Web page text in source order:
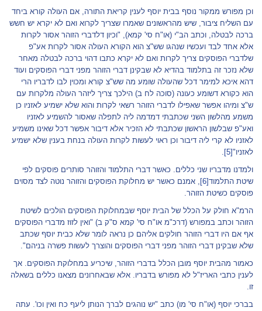
וכן מפורש ממקור נוסף בבית יוסף לענין קריאת התורה, אם העולה קורא ביחד
עם השליח ציבור, שיש מהראשונים שאמרו שצריך לקרוא ואם לא יקרא יש חשש
ברכה לבטלה, וכתב הב"י (או"ח סי' קמא), "וכיון דלדברי הזוהר אסור לקרות
אלא אחד לבד ועכשיו שנהגו שש"צ הוא הקורא העולה אסור לקרות אע"פ
שלדברי הפוסקים צריך לקרות ואם לא יקרא כתבו דהוי ברכה לבטלה מאחר
שלא נזכר זה בתלמוד בהדיא לא שבקינן דברי הזוהר מפני דברי הפוסקים ועוד
דהא איכא למימר דכל שהעולה שומע מה שש"צ קורא ומכוין לבו לדבריו הרי
הוא כקורא דשומע כעונה (סוכה לח ב) הילכך צריך ליזהר העולה מלקרות עם
ש"צ ומיהו אפשר שאפילו לדברי הזוהר רשאי לקרות והוא שלא ישמיע לאזניו כן
משמע מהלשון השני שכתבתי דמדמה ליה לתפלה שאסור להשמיע לאזניו
ואע"פ שבלשון הראשון שכתבתי לא הזכיר אלא דיבור אפשר דכל שאינו משמיע
לאזניו לא קרי ליה דיבור וכן ראוי לעשות לקרות העולה בנחת בענין שלא ישמיע
לאזניו"[5]
.
ולמדנו מדבריו שני כללים. כאשר דברי התלמוד והזוהר סותרים פוסקים לפי
שיטת התלמוד[6]
, אמנם כאשר יש מחלוקת הפוסקים והזוהר נוטה לצד מסוים
פוסקים כשיטת הזוהר.
הרמ"א חולק על הכלל של הבית יוסף שבמחלוקת הפוסקים הולכים לשיטת
הזוהר וכתב במפורש (דרכ"מ או"ח סי' קמא ס"ק ב) "ואין לזוז מדברי הפוסקים
אף אם היו דברי הזוהר חולקים אליהם כן נראה לומר שלא כבית יוסף שכתב
שלא שבקינן דברי הזוהר מפני דברי הפוסקים והוצרך לעשות פשרה בניהם".
כאמור מהבית יוסף מובן הכלל בדברי הזוהר, שיכריע במחלוקת הפוסקים. אך
לענין כתבי האריז"ל לא מפורש בדבריו. אלא שבאחרונים מצאנו כללים בשאלה
זו.
בברכי יוסף (או"ח סי' מו) כתב "יש נוהגים לברך הנותן ליעף כח ואין וכו'. עתה